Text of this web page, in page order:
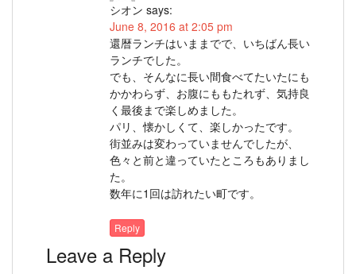
シオン says:
June 8, 2016 at 2:05 pm
還暦ランチはいままでで、いちばん長い
ランチでした。
でも、そんなに長い間食べてたいたにも
かかわらず、お腹にももたれず、気持良
く最後まで楽しめました。
パリ、懐かしくて、楽しかったです。
街並みは変わっていませんでしたが、
色々と前と違っていたところもありまし
た。
数年に1回は訪れたい町です。
Reply
Leave a Reply